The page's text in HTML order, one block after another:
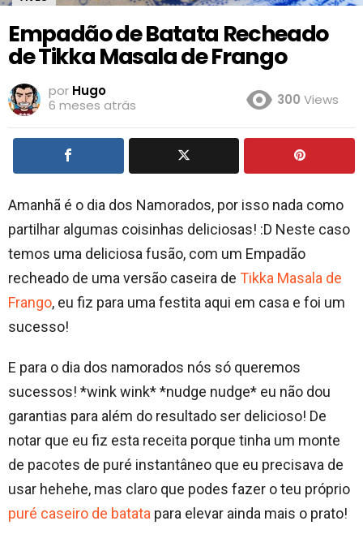
Empadão de Batata Recheado
de Tikka Masala de Frango
por Hugo
6 meses atrás
300 Views
Amanhã é o dia dos Namorados, por isso nada como
partilhar algumas coisinhas deliciosas! :D Neste caso
temos uma deliciosa fusão, com um Empadão
recheado de uma versão caseira de Tikka Masala de
Frango, eu fiz para uma festita aqui em casa e foi um
sucesso!
E para o dia dos namorados nós só queremos
sucessos! *wink wink* *nudge nudge* eu não dou
garantias para além do resultado ser delicioso! De
notar que eu fiz esta receita porque tinha um monte
de pacotes de puré instantâneo que eu precisava de
usar hehehe, mas claro que podes fazer o teu próprio
puré caseiro de batata para elevar ainda mais o prato!